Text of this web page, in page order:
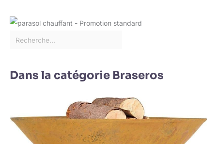
Dans la catégorie Braseros